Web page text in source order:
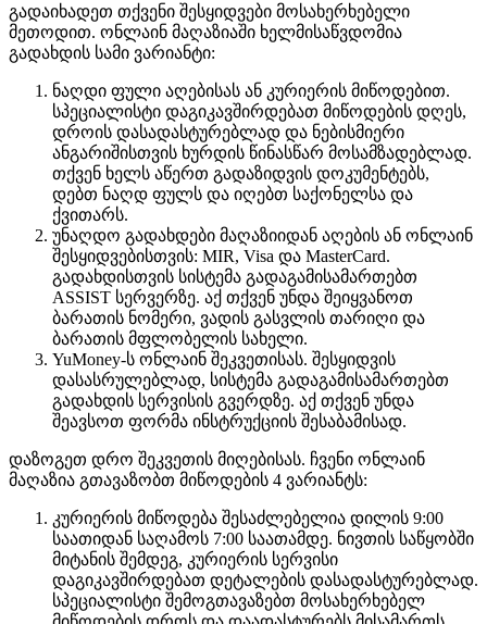
გადაიხადეთ თქვენი შესყიდვები მოსახერხებელი
მეთოდით. ​​ონლაინ მაღაზიაში ხელმისაწვდომია
გადახდის სამი ვარიანტი:
ნაღდი ფული აღებისას ან კურიერის მიწოდებით.
სპეციალისტი დაგიკავშირდებათ მიწოდების დღეს,
დროის დასადასტურებლად და ნებისმიერი
ანგარიშისთვის ხურდის წინასწარ მოსამზადებლად.
თქვენ ხელს აწერთ გადაზიდვის დოკუმენტებს,
დებთ ნაღდ ფულს და იღებთ საქონელსა და
ქვითარს.
უნაღდო გადახდები მაღაზიიდან აღების ან ონლაინ
შესყიდვებისთვის: MIR, Visa და MasterCard.
გადახდისთვის სისტემა გადაგამისამართებთ
ASSIST სერვერზე. აქ თქვენ უნდა შეიყვანოთ
ბარათის ნომერი, ვადის გასვლის თარიღი და
ბარათის მფლობელის სახელი.
YuMoney-ს ონლაინ შეკვეთისას. შესყიდვის
დასასრულებლად, სისტემა გადაგამისამართებთ
გადახდის სერვისის გვერდზე. აქ თქვენ უნდა
შეავსოთ ფორმა ინსტრუქციის შესაბამისად.
დაზოგეთ დრო შეკვეთის მიღებისას. ჩვენი ონლაინ
მაღაზია გთავაზობთ მიწოდების 4 ვარიანტს:
კურიერის მიწოდება შესაძლებელია დილის 9:00
საათიდან საღამოს 7:00 საათამდე. ნივთის საწყობში
მიტანის შემდეგ, კურიერის სერვისი
დაგიკავშირდებათ დეტალების დასადასტურებლად.
სპეციალისტი შემოგთავაზებთ მოსახერხებელ